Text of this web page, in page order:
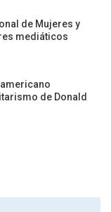
de Mujeres y
mediáticos
de Donald